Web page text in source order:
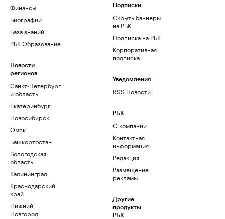
Финансы
Биографии
База знаний
РБК Образование
Новости
регионов
Санкт-Петербург
и область
Екатеринбург
Новосибирск
Омск
Башкортостан
Вологодская
область
Калининград
Краснодарский
край
Нижний
Новгород
Подписки
Скрыть баннеры
на РБК
Подписка на РБК
Корпоративная
подписка
Уведомления
RSS Новости
РБК
О компании
Контактная
информация
Редакция
Размещение
рекламы
Другие
продукты
РБК